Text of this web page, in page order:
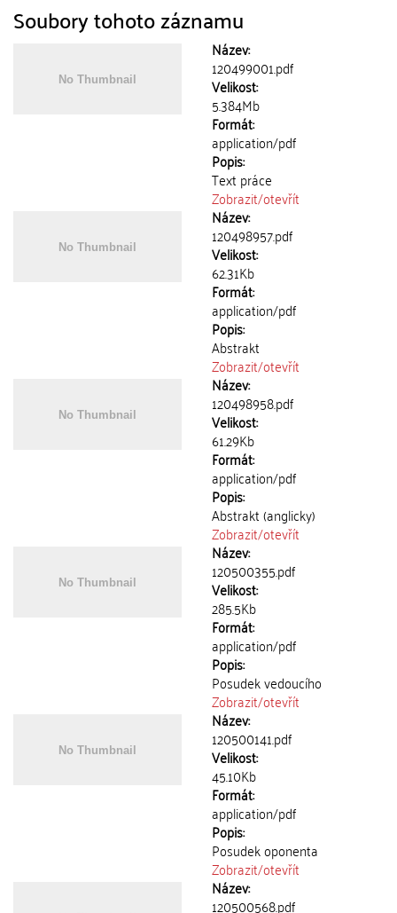
Soubory tohoto záznamu
Název:
120499001.pdf
Velikost:
5.384Mb
Formát:
application/pdf
Popis:
Text práce
Zobrazit/otevřít
Název:
120498957.pdf
Velikost:
62.31Kb
Formát:
application/pdf
Popis:
Abstrakt
Zobrazit/otevřít
Název:
120498958.pdf
Velikost:
61.29Kb
Formát:
application/pdf
Popis:
Abstrakt (anglicky)
Zobrazit/otevřít
Název:
120500355.pdf
Velikost:
285.5Kb
Formát:
application/pdf
Popis:
Posudek vedoucího
Zobrazit/otevřít
Název:
120500141.pdf
Velikost:
45.10Kb
Formát:
application/pdf
Popis:
Posudek oponenta
Zobrazit/otevřít
Název:
120500568.pdf